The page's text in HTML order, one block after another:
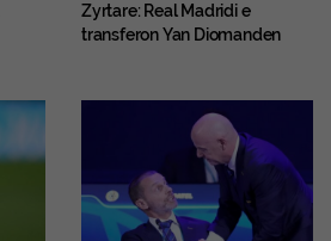
Zyrtare: Real Madridi e
transferon Yan Diomanden